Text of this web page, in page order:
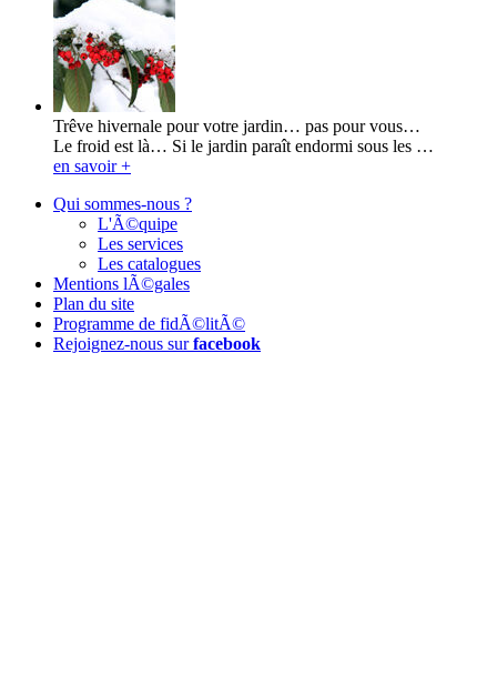
Trêve hivernale pour votre jardin… pas pour vous…
Le froid est là… Si le jardin paraît endormi sous les …
en savoir +
Qui sommes-nous ?
L'Ã©quipe
Les services
Les catalogues
Mentions lÃ©gales
Plan du site
Programme de fidÃ©litÃ©
Rejoignez-nous sur facebook